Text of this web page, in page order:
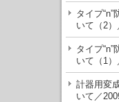
タイプ“n”
いて（2
タイプ“n”
いて（1
計器用変
いて／